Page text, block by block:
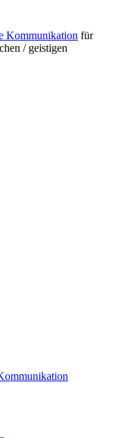
Kommunikation für
/ geistigen